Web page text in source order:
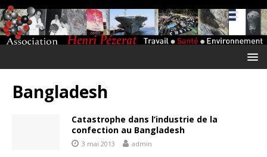
Bangladesh
Catastrophe dans l’industrie de la
confection au Bangladesh
3 mai 2013 admin